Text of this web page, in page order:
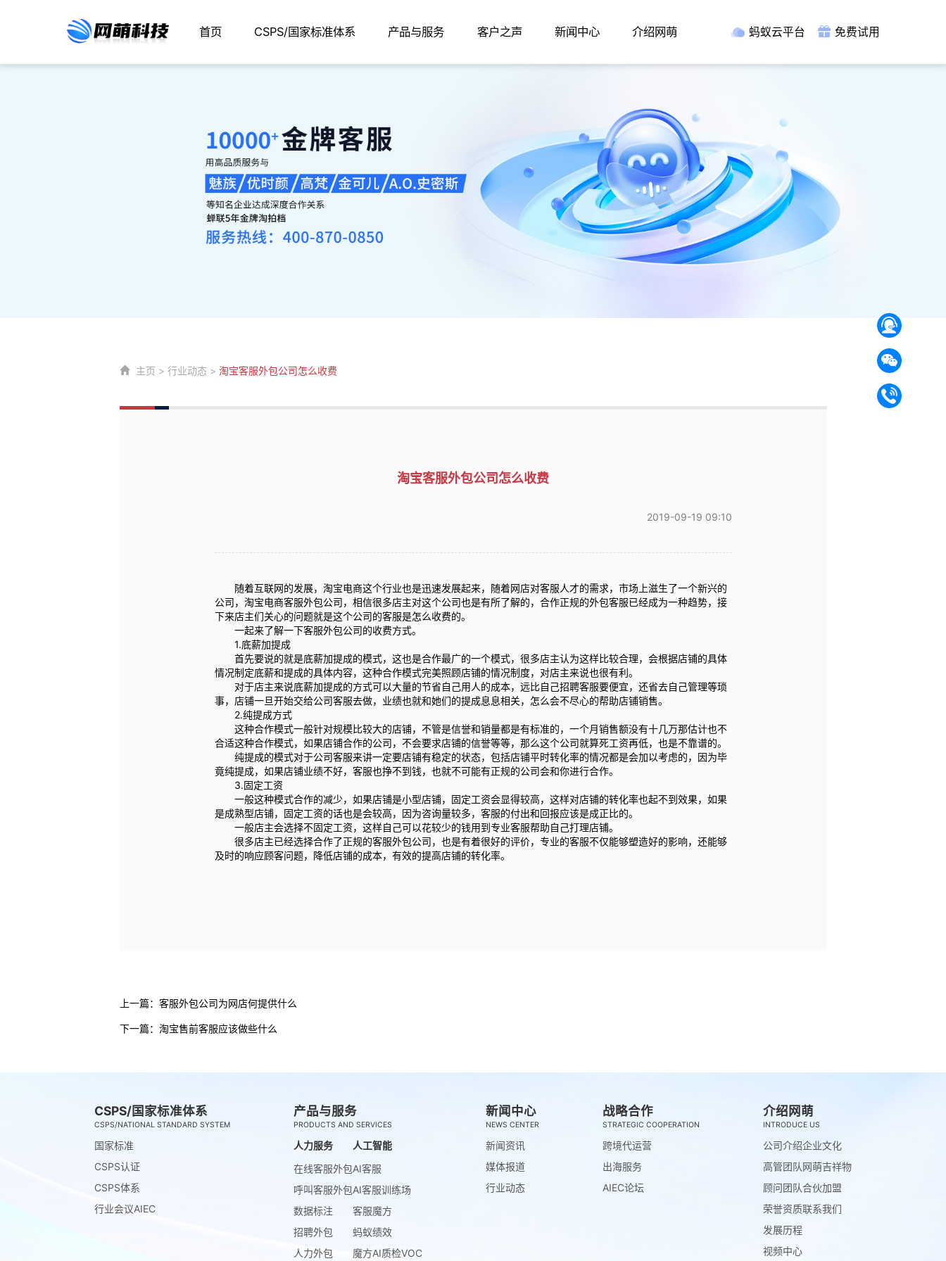
首页 CSPS/国家标准体系 产品与服务 客户之声 新闻中心 介绍网萌 蚂蚁云平台 免费试用
主页 > 行业动态 > 淘宝客服外包公司怎么收费
淘宝客服外包公司怎么收费
2019-09-19 09:10
随着互联网的发展，淘宝电商这个行业也是迅速发展起来，随着网店对客服人才的需求，市场上滋生了一个新兴的
公司，淘宝电商客服外包公司，相信很多店主对这个公司也是有所了解的，合作正规的外包客服已经成为一种趋势，接
下来店主们关心的问题就是这个公司的客服是怎么收费的。
一起来了解一下客服外包公司的收费方式。
1.底薪加提成
首先要说的就是底薪加提成的模式，这也是合作最广的一个模式，很多店主认为这样比较合理，会根据店铺的具体
情况制定底薪和提成的具体内容，这种合作模式完美照顾店铺的情况制度，对店主来说也很有利。
对于店主来说底薪加提成的方式可以大量的节省自己用人的成本，远比自己招聘客服要便宜，还省去自己管理等琐
事，店铺一旦开始交给公司客服去做，业绩也就和她们的提成息息相关，怎么会不尽心的帮助店铺销售。
2.纯提成方式
这种合作模式一般针对规模比较大的店铺，不管是信誉和销量都是有标准的，一个月销售额没有十几万那估计也不
合适这种合作模式，如果店铺合作的公司，不会要求店铺的信誉等等，那么这个公司就算死工资再低，也是不靠谱的。
纯提成的模式对于公司客服来讲一定要店铺有稳定的状态，包括店铺平时转化率的情况都是会加以考虑的，因为毕
竟纯提成，如果店铺业绩不好，客服也挣不到钱，也就不可能有正规的公司会和你进行合作。
3.固定工资
一般这种模式合作的减少，如果店铺是小型店铺，固定工资会显得较高，这样对店铺的转化率也起不到效果，如果
是成熟型店铺，固定工资的话也是会较高，因为咨询量较多，客服的付出和回报应该是成正比的。
一般店主会选择不固定工资，这样自己可以花较少的钱用到专业客服帮助自己打理店铺。
很多店主已经选择合作了正规的客服外包公司，也是有着很好的评价，专业的客服不仅能够塑造好的影响，还能够
及时的响应顾客问题，降低店铺的成本，有效的提高店铺的转化率。
上一篇： 客服外包公司为网店何提供什么
下一篇： 淘宝售前客服应该做些什么
CSPS/国家标准体系
CSPS/NATIONAL STANDARD SYSTEM
国家标准
CSPS认证
CSPS体系
行业会议AIEC
产品与服务
PRODUCTS AND SERVICES
人力服务
在线客服外包
呼叫客服外包
数据标注
招聘外包
人力外包
人工智能
AI客服
AI客服训练场
客服魔方
蚂蚁绩效
魔方AI质检VOC
新闻中心
NEWS CENTER
新闻资讯
媒体报道
行业动态
战略合作
STRATEGIC COOPERATION
跨境代运营
出海服务
AIEC论坛
介绍网萌
INTRODUCE US
公司介绍
高管团队
顾问团队
荣誉资质
发展历程
视频中心
企业文化
网萌吉祥物
合伙加盟
联系我们